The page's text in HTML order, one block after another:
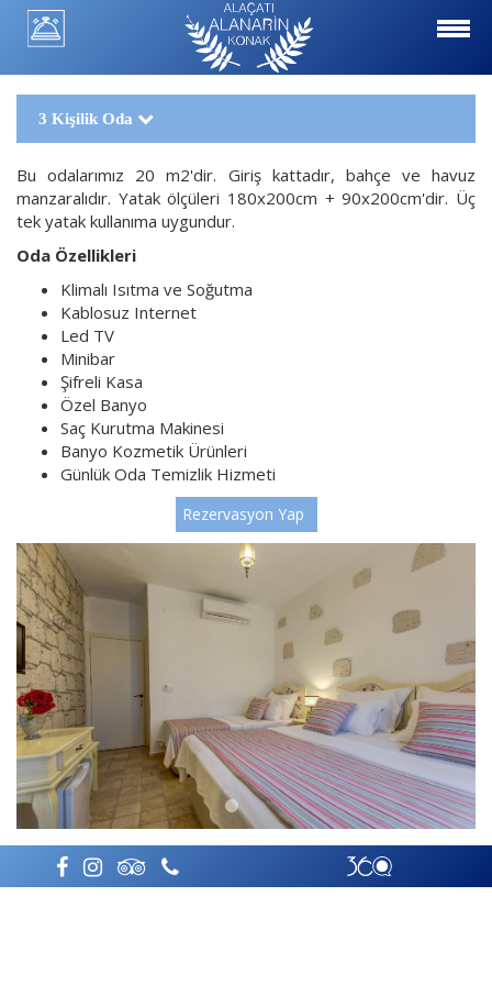
3 Kişilik Oda
Bu odalarımız 20 m2'dir. Giriş kattadır, bahçe ve havuz
manzaralıdır. Yatak ölçüleri 180x200cm + 90x200cm'dir. Üç
tek yatak kullanıma uygundur.
Oda Özellikleri
Klimalı Isıtma ve Soğutma
Kablosuz Internet
Led TV
Minibar
Şifreli Kasa
Özel Banyo
Saç Kurutma Makinesi
Banyo Kozmetik Ürünleri
Günlük Oda Temizlik Hizmeti
Rezervasyon Yap